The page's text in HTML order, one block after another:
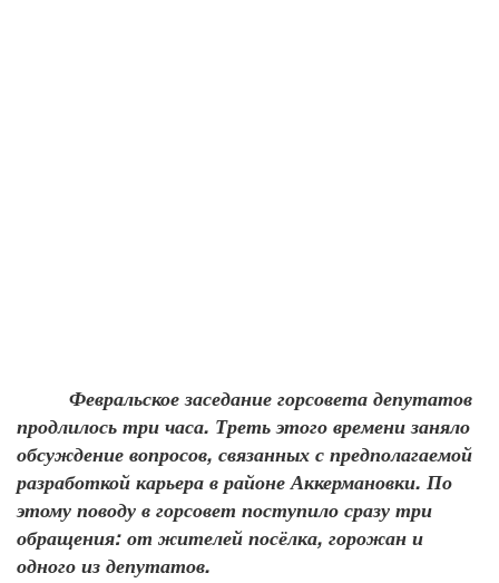
Февральское заседание горсовета депутатов
продлилось три часа. Треть этого времени заняло
обсуждение вопросов, связанных с предполагаемой
разработкой карьера в районе Аккермановки. По
этому поводу в горсовет поступило сразу три
обращения: от жителей посёлка, горожан и
одного из депутатов.